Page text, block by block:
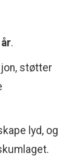
.
støtter
lyd, og